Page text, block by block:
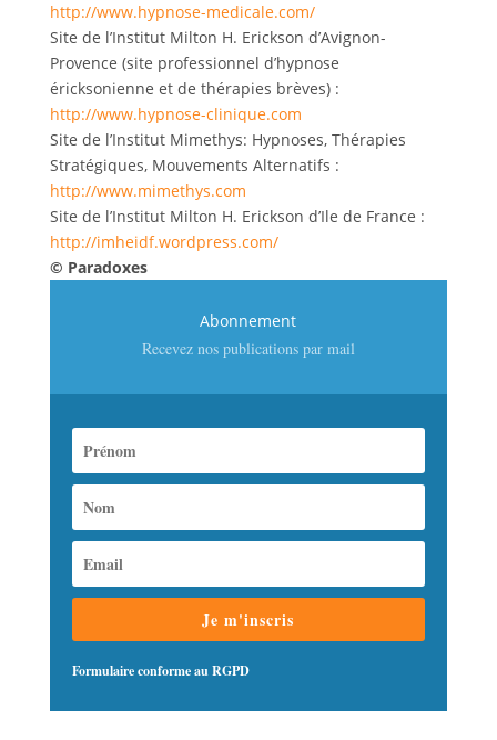
http://www.hypnose-medicale.com/
Site de l’Institut Milton H. Erickson d’Avignon-
Provence (site professionnel d’hypnose
éricksonienne et de thérapies brèves) :
http://www.hypnose-clinique.com
Site de l’Institut Mimethys: Hypnoses, Thérapies
Stratégiques, Mouvements Alternatifs :
http://www.mimethys.com
Site de l’Institut Milton H. Erickson d’Ile de France :
http://imheidf.wordpress.com/
© Paradoxes
Abonnement
Recevez nos publications par mail
Je m'inscris
Formulaire conforme au RGPD